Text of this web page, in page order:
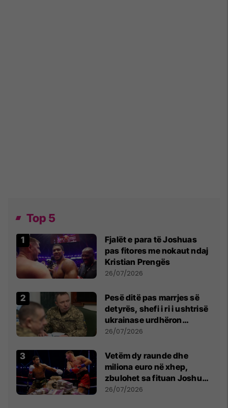
Top 5
Fjalët e para të Joshuas
pas fitores me nokaut ndaj
Kristian Prengës
26/07/2026
Pesë ditë pas marrjes së
detyrës, shefi i ri i ushtrisë
ukrainase urdhëron
kontroll të madh
26/07/2026
Vetëm dy raunde dhe
miliona euro në xhep,
zbulohet sa fituan Joshua
e Prenga
26/07/2026